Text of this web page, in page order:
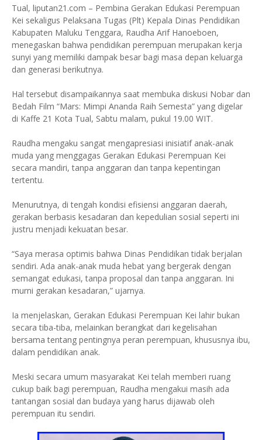
Tual, liputan21.com – Pembina Gerakan Edukasi Perempuan
Kei sekaligus Pelaksana Tugas (Plt) Kepala Dinas Pendidikan
Kabupaten Maluku Tenggara, Raudha Arif Hanoeboen,
menegaskan bahwa pendidikan perempuan merupakan kerja
sunyi yang memiliki dampak besar bagi masa depan keluarga
dan generasi berikutnya.
Hal tersebut disampaikannya saat membuka diskusi Nobar dan
Bedah Film “Mars: Mimpi Ananda Raih Semesta” yang digelar
di Kaffe 21 Kota Tual, Sabtu malam, pukul 19.00 WIT.
Raudha mengaku sangat mengapresiasi inisiatif anak-anak
muda yang menggagas Gerakan Edukasi Perempuan Kei
secara mandiri, tanpa anggaran dan tanpa kepentingan
tertentu.
Menurutnya, di tengah kondisi efisiensi anggaran daerah,
gerakan berbasis kesadaran dan kepedulian sosial seperti ini
justru menjadi kekuatan besar.
“Saya merasa optimis bahwa Dinas Pendidikan tidak berjalan
sendiri. Ada anak-anak muda hebat yang bergerak dengan
semangat edukasi, tanpa proposal dan tanpa anggaran. Ini
murni gerakan kesadaran,” ujarnya.
Ia menjelaskan, Gerakan Edukasi Perempuan Kei lahir bukan
secara tiba-tiba, melainkan berangkat dari kegelisahan
bersama tentang pentingnya peran perempuan, khususnya ibu,
dalam pendidikan anak.
Meski secara umum masyarakat Kei telah memberi ruang
cukup baik bagi perempuan, Raudha mengakui masih ada
tantangan sosial dan budaya yang harus dijawab oleh
perempuan itu sendiri.